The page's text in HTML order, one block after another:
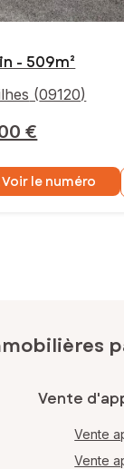
- 509m²
(09120)
€
Voir le numéro
Vente
Vente
Vente